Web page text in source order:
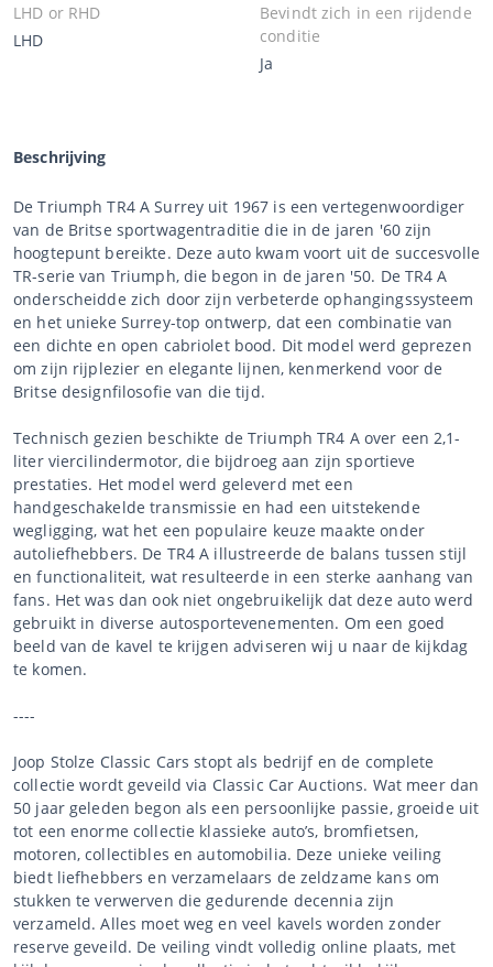
LHD or RHD
LHD
Bevindt zich in een rijdende
conditie
Ja
Beschrijving
De Triumph TR4 A Surrey uit 1967 is een vertegenwoordiger
van de Britse sportwagentraditie die in de jaren '60 zijn
hoogtepunt bereikte. Deze auto kwam voort uit de succesvolle
TR-serie van Triumph, die begon in de jaren '50. De TR4 A
onderscheidde zich door zijn verbeterde ophangingssysteem
en het unieke Surrey-top ontwerp, dat een combinatie van
een dichte en open cabriolet bood. Dit model werd geprezen
om zijn rijplezier en elegante lijnen, kenmerkend voor de
Britse designfilosofie van die tijd.
Technisch gezien beschikte de Triumph TR4 A over een 2,1-
liter viercilindermotor, die bijdroeg aan zijn sportieve
prestaties. Het model werd geleverd met een
handgeschakelde transmissie en had een uitstekende
wegligging, wat het een populaire keuze maakte onder
autoliefhebbers. De TR4 A illustreerde de balans tussen stijl
en functionaliteit, wat resulteerde in een sterke aanhang van
fans. Het was dan ook niet ongebruikelijk dat deze auto werd
gebruikt in diverse autosportevenementen. Om een goed
beeld van de kavel te krijgen adviseren wij u naar de kijkdag
te komen.
----
Joop Stolze Classic Cars stopt als bedrijf en de complete
collectie wordt geveild via Classic Car Auctions. Wat meer dan
50 jaar geleden begon als een persoonlijke passie, groeide uit
tot een enorme collectie klassieke auto’s, bromfietsen,
motoren, collectibles en automobilia. Deze unieke veiling
biedt liefhebbers en verzamelaars de zeldzame kans om
stukken te verwerven die gedurende decennia zijn
verzameld. Alles moet weg en veel kavels worden zonder
reserve geveild. De veiling vindt volledig online plaats, met